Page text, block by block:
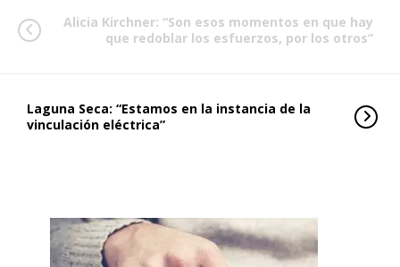
Alicia Kirchner: “Son esos momentos en que hay
que redoblar los esfuerzos, por los otros”
Laguna Seca: “Estamos en la instancia de la
vinculación eléctrica”